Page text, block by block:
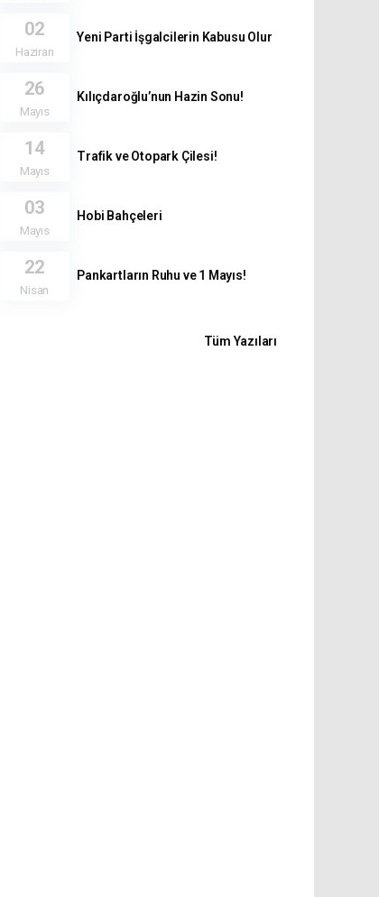
02
Haziran
Yeni Parti İşgalcilerin Kabusu Olur
26
Mayıs
Kılıçdaroğlu’nun Hazin Sonu!
14
Mayıs
Trafik ve Otopark Çilesi!
03
Mayıs
Hobi Bahçeleri
22
Nisan
Pankartların Ruhu ve 1 Mayıs!
Tüm Yazıları